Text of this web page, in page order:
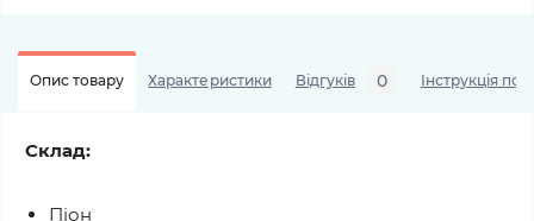
Опис товару Характеристики Відгуків 0 Інструкція по
Склад:
Піон